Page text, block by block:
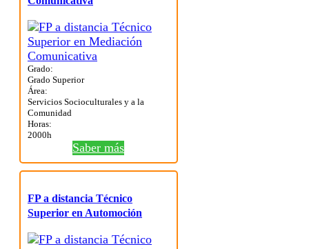
Grado:
Grado Superior
Área:
Servicios Socioculturales y a la
Comunidad
Horas:
2000h
Saber más
FP a distancia Técnico
Superior en Automoción